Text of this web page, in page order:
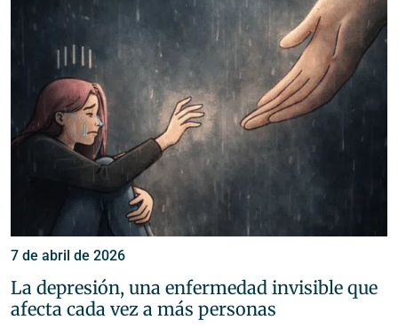
7 de abril de 2026
La depresión, una enfermedad invisible que
afecta cada vez a más personas